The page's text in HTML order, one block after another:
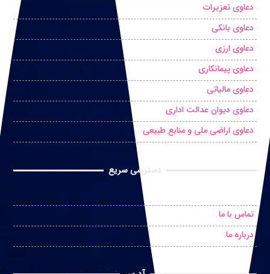
دعاوی تعزیرات
دعاوی بانکی
دعاوی ارزی
دعاوی پیمانکاری
دعاوی مالیاتی
دعاوی دیوان عدالت اداری
دعاوی اراضی ملی و منابع طبیعی
دسترسی سریع
تماس با ما
درباره ما